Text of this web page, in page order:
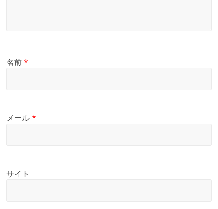
名前*
メール*
サイト